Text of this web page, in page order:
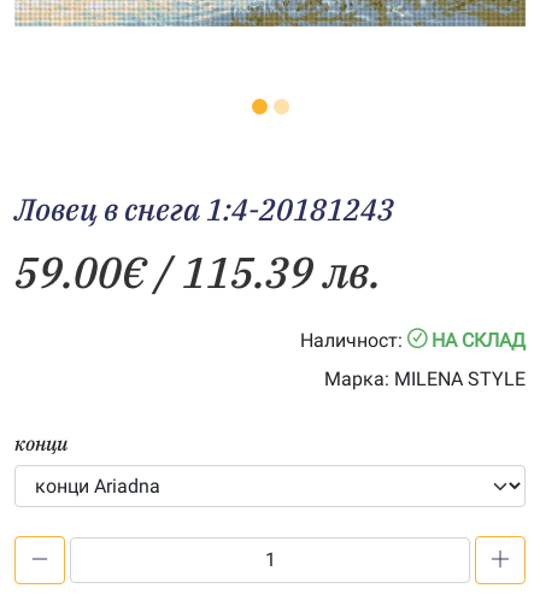
Ловец в снега 1:4-20181243
59.00€/ 115.39 лв.
Наличност:
НА СКЛАД
Марка: MILENA STYLE
конци